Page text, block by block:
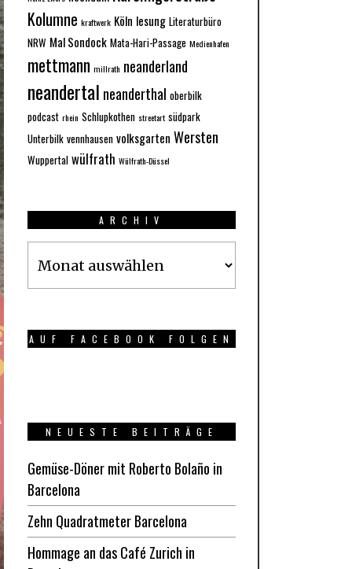
Kolumne kraftwerk Köln lesung Literaturbüro
NRW Mal Sondock Mata-Hari-Passage Medienhafen
mettmann millrath neanderland
neandertal neanderthal oberbilk
podcast rhein Schlupkothen streetart südpark
Unterbilk vennhausen volksgarten Wersten
Wuppertal wülfrath Wülfrath-Düssel
ARCHIV
AUF FACEBOOK FOLGEN
NEUESTE BEITRÄGE
Gemüse-Döner mit Roberto Bolaño in
Barcelona
Zehn Quadratmeter Barcelona
Hommage an das Café Zurich in